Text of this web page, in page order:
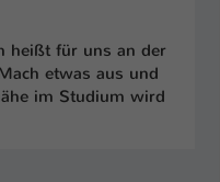
heißt für uns an der
etwas aus und
im Studium wird